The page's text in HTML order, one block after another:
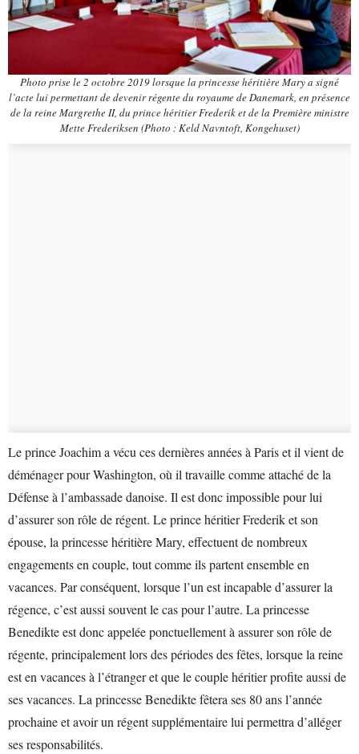
Photo prise le 2 octobre 2019 lorsque la princesse héritière Mary a signé
l’acte lui permettant de devenir régente du royaume de Danemark, en présence
de la reine Margrethe II, du prince héritier Frederik et de la Première ministre
Mette Frederiksen (Photo : Keld Navntoft, Kongehuset)
Le prince Joachim a vécu ces dernières années à Paris et il vient de
déménager pour Washington, où il travaille comme attaché de la
Défense à l’ambassade danoise. Il est donc impossible pour lui
d’assurer son rôle de régent. Le prince héritier Frederik et son
épouse, la princesse héritière Mary, effectuent de nombreux
engagements en couple, tout comme ils partent ensemble en
vacances. Par conséquent, lorsque l’un est incapable d’assurer la
régence, c’est aussi souvent le cas pour l’autre. La princesse
Benedikte est donc appelée ponctuellement à assurer son rôle de
régente, principalement lors des périodes des fêtes, lorsque la reine
est en vacances à l’étranger et que le couple héritier profite aussi de
ses vacances. La princesse Benedikte fêtera ses 80 ans l’année
prochaine et avoir un régent supplémentaire lui permettra d’alléger
ses responsabilités.